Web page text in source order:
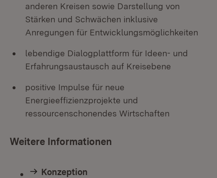
anderen Kreisen sowie Darstellung von
Stärken und Schwächen inklusive
Anregungen für Entwicklungsmöglichkeiten
lebendige Dialogplattform für Ideen- und
Erfahrungsaustausch auf Kreisebene
positive Impulse für neue
Energieeffizienzprojekte und
ressourcenschonendes Wirtschaften
Weitere Informationen
Konzeption